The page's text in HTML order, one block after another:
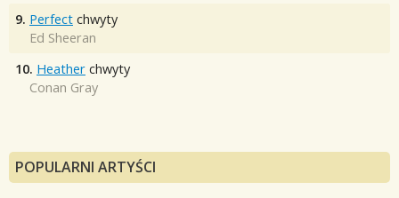
9. Perfect chwyty
Ed Sheeran
10. Heather chwyty
Conan Gray
POPULARNI ARTYŚCI